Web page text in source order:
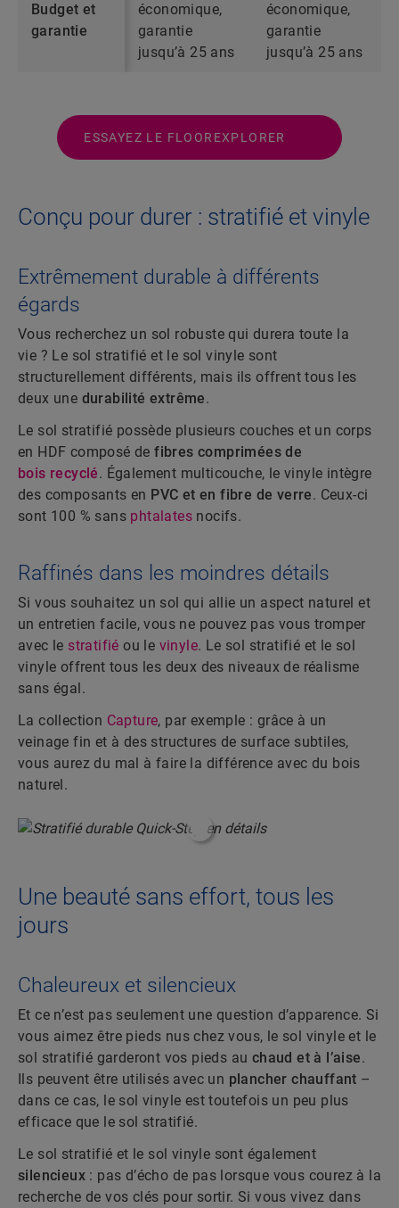
Budget et
garantie
économique,
garantie
jusqu’à 25 ans
économique,
garantie
jusqu’à 25 ans
ESSAYEZ LE FLOOREXPLORER
Conçu pour durer : stratifié et vinyle
Extrêmement durable à différents
égards
Vous recherchez un sol robuste qui durera toute la
vie ? Le sol stratifié et le sol vinyle sont
structurellement différents, mais ils offrent tous les
deux une durabilité extrême.
Le sol stratifié possède plusieurs couches et un corps
en HDF composé defibres comprimées de
bois recyclé. Également multicouche, le vinyle intègre
des composants en PVC et en fibre de verre. Ceux-ci
sont 100 % sans phtalates nocifs.
Raffinés dans les moindres détails
Si vous souhaitez un sol qui allie un aspect naturel et
un entretien facile, vous ne pouvez pas vous tromper
avec le stratifié ou le vinyle. Le sol stratifié et le sol
vinyle offrent tous les deux des niveaux de réalisme
sans égal.
La collection Capture, par exemple : grâce à un
veinage fin et à des structures de surface subtiles,
vous aurez du mal à faire la différence avec du bois
naturel.
#ShoppableInfoHotspot#
Une beauté sans effort, tous les
jours
Chaleureux et silencieux
Et ce n’est pas seulement une question d’apparence. Si
vous aimez être pieds nus chez vous, le sol vinyle et le
sol stratifié garderont vos pieds au chaud et à l’aise.
Ils peuvent être utilisés avec un plancher chauffant –
dans ce cas, le sol vinyle est toutefois un peu plus
efficace que le sol stratifié.
Le sol stratifié et le sol vinyle sont également
silencieux : pas d’écho de pas lorsque vous courez à la
recherche de vos clés pour sortir. Si vous vivez dans